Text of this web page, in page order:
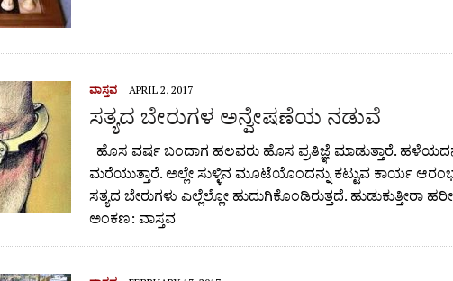
ವಾಸ್ತವ APRIL 2, 2017
ಸತ್ಯದ ಬೇರುಗಳ ಅನ್ವೇಷಣೆಯ ನಡುವೆ
ಹೊಸ ವರ್ಷ ಬಂದಾಗ ಹಲವರು ಹೊಸ ಪ್ರತಿಜ್ಞೆ ಮಾಡುತ್ತಾರೆ.
ಮರೆಯುತ್ತಾರೆ. ಅಲ್ಲೇ ಸುಳ್ಳಿನ ಮೂಟೆಯೊಂದನ್ನು ಕಟ್ಟುವ ಕಾರ್ಯ
ಸತ್ಯದ ಬೇರುಗಳು ಎಲ್ಲೆಲ್ಲೋ ಹುದುಗಿಕೊಂಡಿರುತ್ತದೆ. ಹುಡುಕುತ್ತೀರಾ
ಅಂಕಣ: ವಾಸ್ತವ